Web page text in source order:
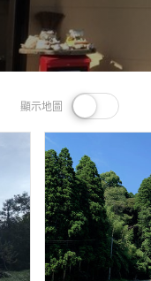
顯示地圖